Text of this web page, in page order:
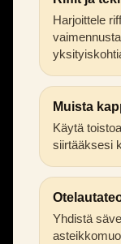
Harjoittele
Muista
Käytä
siirtääksesi
Yhdistä